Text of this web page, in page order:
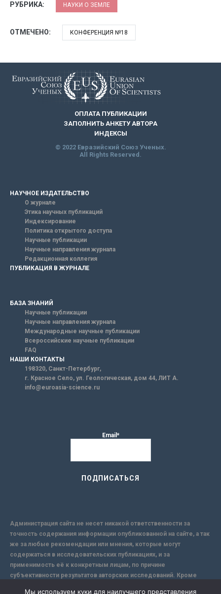
РУБРИКА: НАУКИ О ЗЕМЛЕ
ОТМЕЧЕНО: КОНФЕРЕНЦИЯ №18
ОПЛАТА ПУБЛИКАЦИИ
ЗАПОЛНИТЬ АНКЕТУ АВТОРА
ИНДЕКСЫ
© 2022 Евразийский Союз Ученых.
All Rights Reserved.
НАУЧНОЕ ИЗДАТЕЛЬСТВО
О журнале
Этика научных публикаций
Индексирование
Политика открытого доступа
Научные публикации
Научные направления журнала
Редакционная коллегия
ПУБЛИКАЦИЯ В ЖУРНАЛЕ
БАЗА ЗНАНИЙ
Научные публикации
Научные направления журнала
Международные научные публикации
Всероссийские научные публикации
FAQ
НАШИ КОНТАКТЫ
198320, Санкт-Петербург,
г. Красное Село, ул. Геологическая, дом 44, ЛИТ А.
info@euroasia-science.ru
Email*
Администрация сайта не несет никакой ответственности за
точность содержания информации опубликованной на сайте, а так
же за любые рекомендации или мнения, которые могут
содержаться в исследовательских публикациях, и за
применимость её к конкретным лицам, по причине
субъективности результатов авторских исследований. Кроме
Мы используем куки для наилучшего представления